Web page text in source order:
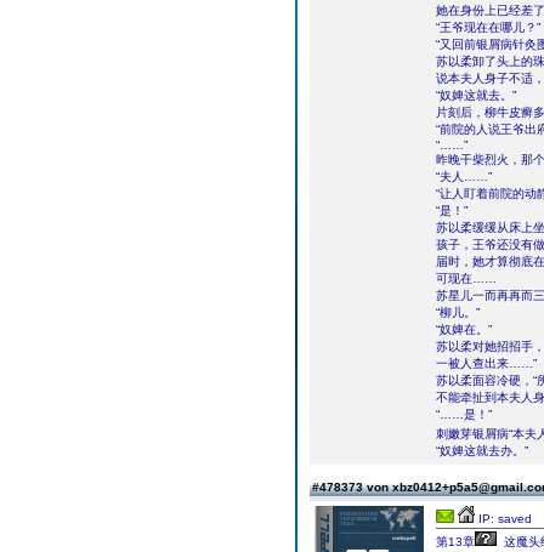
她在身份上已经差
“王爷现在在哪儿？”
“又回前银屑病针灸
苏以柔卸了头上的
说本夫人身子不适
“奴婢这就去。”
片刻后，柳牛皮癣
“前院的人说王爷出
“……”
昨晚干柴烈火，那
“夫人……”
“让人盯着前院的动
“是！”
苏以柔缓缓从床上
孩子，王爷还没有
届时，她才算彻底
可现在……
苏星儿一而再再而
“柳儿。”
“奴婢在。”
苏以柔对她招招手
一被人查出来……”
苏以柔面容冷硬，“
不能牵扯到本夫人
“……是！”
刺嫩芽银屑病“本夫
“奴婢这就去办。”
#478373 von
IP: saved
第13章
这魔头